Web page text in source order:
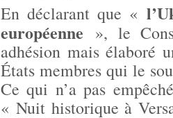
En déclarant que «
européenne », le
adhésion mais élaboré
États membres qui le
Ce qui n’a pas
« Nuit historique à